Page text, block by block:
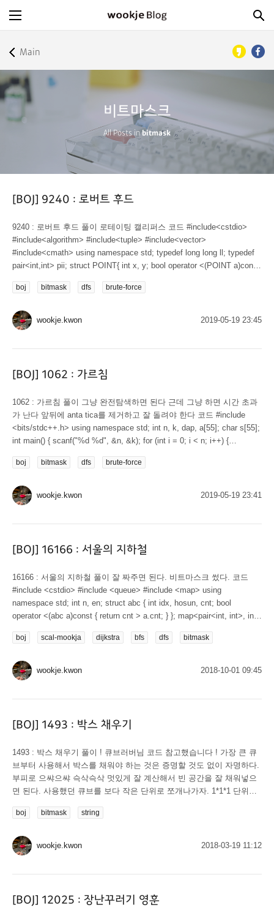
Main
비트마스크
All Posts inbitmask
[BOJ] 9240 : 로버트 후드
9240 : 로버트 후드 풀이 로테이팅 캘리퍼스 코드 #include<cstdio>
#include<algorithm> #include<tuple> #include<vector>
#include<cmath> using namespace std; typedef long long ll; typedef
pair<int,int> pii; struct POINT{ int x, y; bool operator <(POINT a)const
a)const { return { x-a.x,y-a.y }; } }; int N; ll sq(int x){ return (ll)x*x; } ll
boj bitmask dfs brute-force
wookje.kwon 2019-05-19 23:45
[BOJ] 1062 : 가르침
1062 : 가르침 풀이 그냥 완전탐색하면 된다 근데 그냥 하면 시간 초과
가 난다 앞뒤에 anta tica를 제거하고 잘 돌려야 한다 코드 #include
<bits/stdc++.h> using namespace std; int n, k, dap, a[55]; char s[55];
int main() { scanf("%d %d", &n, &k); for (int i = 0; i < n; i++) {
(1<<0)|(1<<2)|(1<<8)|(1<<13)|(1<<19); for (int i = x; i < (1<<26);...
boj bitmask dfs brute-force
wookje.kwon 2019-05-19 23:41
[BOJ] 16166 : 서울의 지하철
16166 : 서울의 지하철 풀이 잘 짜주면 된다. 비트마스크 썼다. 코드
#include <cstdio> #include <queue> #include <map> using
namespace std; int n, en; struct abc { int idx, hosun, cnt; bool
operator <(abc a)const { return cnt > a.cnt; } }; map<pair<int, int>, int>
k; i <= n; i++) { scanf("%d", &k); for (int j = 0, x; j < k;...
boj scal-mookja dijkstra bfs dfs bitmask
wookje.kwon 2018-10-01 09:45
[BOJ] 1493 : 박스 채우기
1493 : 박스 채우기 풀이 ! 큐브러버님 코드 참고했습니다 ! 가장 큰 큐
브부터 사용해서 박스를 채워야 하는 것은 증명할 것도 없이 자명하다.
부피로 으쌰으쌰 슥삭슥삭 멋있게 잘 계산해서 빈 공간을 잘 채워넣으
면 된다. 사용했던 큐브를 보다 작은 단위로 쪼개나가자. 1*1*1 단위까
드 #include <cstdio> #include <algorithm> typedef long long ll; int l, w,
boj bitmask string
wookje.kwon 2018-03-19 11:12
[BOJ] 12025 : 장난꾸러기 영훈